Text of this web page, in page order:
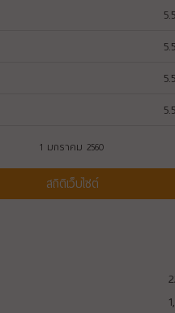
1 มกราคม 2560
สถิติเว็บไซต์